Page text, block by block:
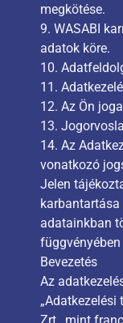
megkötése.
9. WASABI
adatok köre.
10.
11.
12. Az Ön
13.
14. Az
vonatkozó
Jelen
adatainkban
Bevezetés
Az
„Adatkezelési